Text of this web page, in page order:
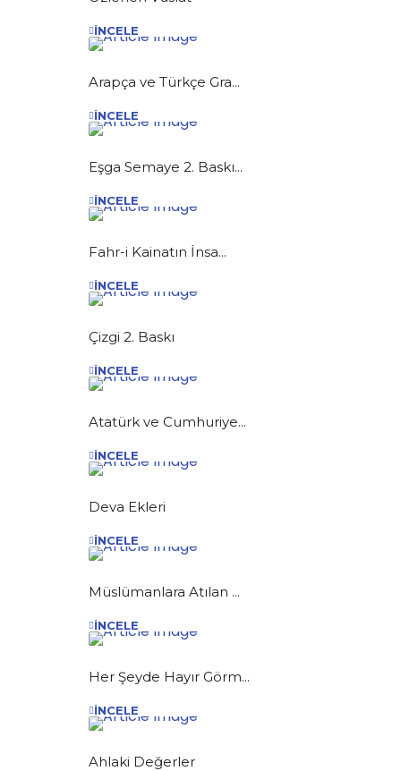
İNCELE
Arapça ve Türkçe Gra...
İNCELE
Eşga Semaye 2. Baskı...
İNCELE
Fahr-i Kainatın İnsa...
İNCELE
Çizgi 2. Baskı
İNCELE
Atatürk ve Cumhuriye...
İNCELE
Deva Ekleri
İNCELE
Müslümanlara Atılan ...
İNCELE
Her Şeyde Hayır Görm...
İNCELE
Ahlaki Değerler